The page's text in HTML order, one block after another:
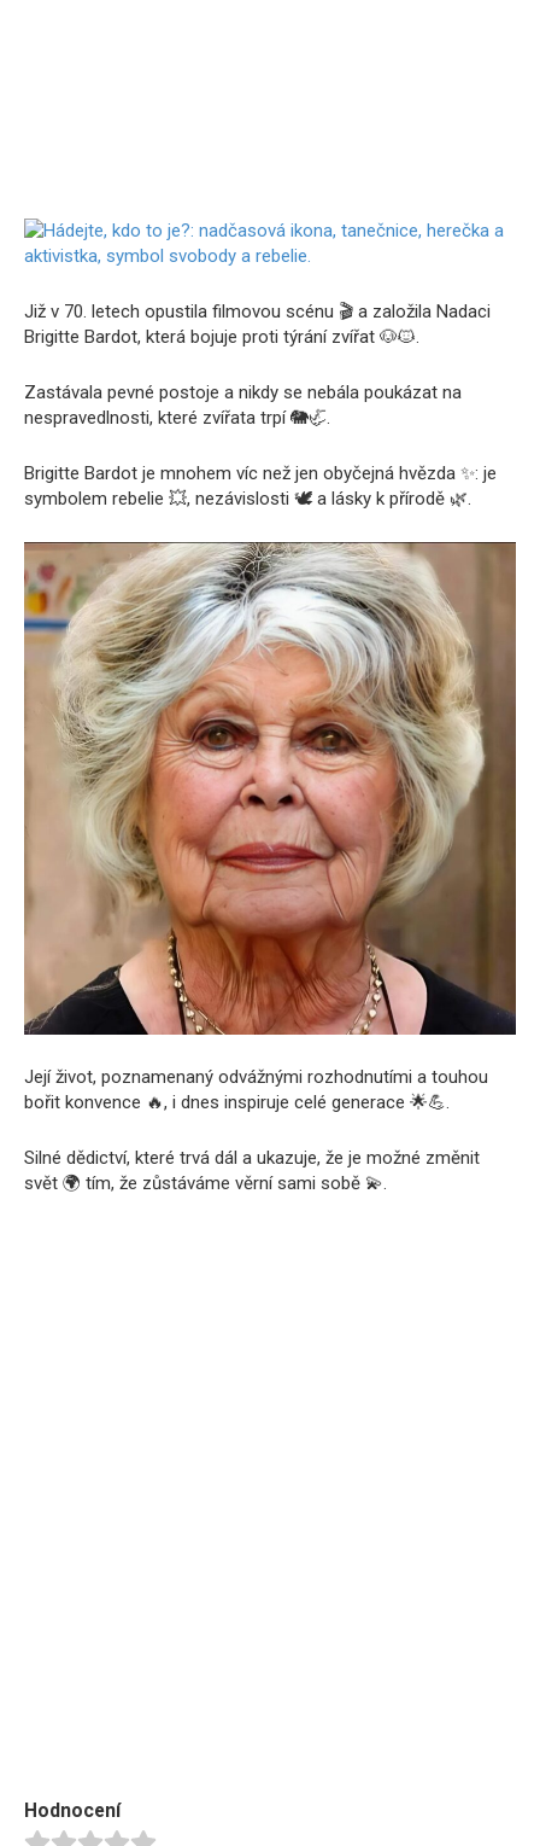
Již v 70. letech opustila filmovou scénu 🎬 a založila Nadaci
Brigitte Bardot, která bojuje proti týrání zvířat 🐶🐱.
Zastávala pevné postoje a nikdy se nebála poukázat na
nespravedlnosti, které zvířata trpí 🐘🦏.
Brigitte Bardot je mnohem víc než jen obyčejná hvězda ✨: je
symbolem rebelie 💥, nezávislosti 🕊️ a lásky k přírodě 🌿.
Její život, poznamenaný odvážnými rozhodnutími a touhou
bořit konvence 🔥, i dnes inspiruje celé generace 🌟💪.
Silné dědictví, které trvá dál a ukazuje, že je možné změnit
svět 🌍 tím, že zůstáváme věrní sami sobě 💫.
Hodnocení